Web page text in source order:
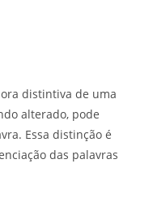
distintiva de uma
alterado, pode
Essa distinção é
das palavras